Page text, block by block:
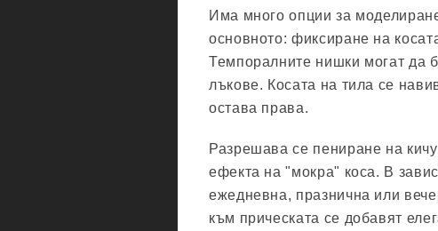
Има много опции за
основното: фиксиране на
Темпоралните нишки могат да
лъкове. Косата на тила се
остава права.
Разрешава се пениране на
ефекта на "мокра" коса. В
ежедневна, празнична или
към прическата се добавят